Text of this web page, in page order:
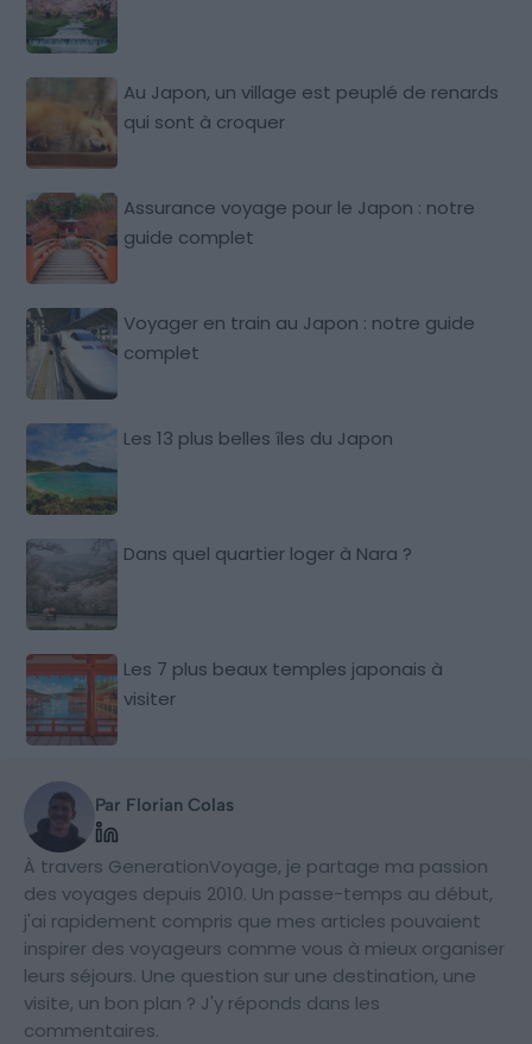
Au Japon, un village est peuplé de renards
qui sont à croquer
Assurance voyage pour le Japon : notre
guide complet
Voyager en train au Japon : notre guide
complet
Les 13 plus belles îles du Japon
Dans quel quartier loger à Nara ?
Les 7 plus beaux temples japonais à
visiter
Par Florian Colas
À travers GenerationVoyage, je partage ma passion
des voyages depuis 2010. Un passe-temps au début,
j'ai rapidement compris que mes articles pouvaient
inspirer des voyageurs comme vous à mieux organiser
leurs séjours. Une question sur une destination, une
visite, un bon plan ? J'y réponds dans les
commentaires.